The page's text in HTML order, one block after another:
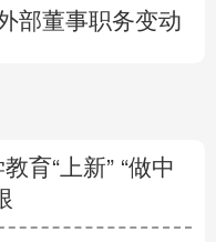
部董事职务变动
育“上新” “做中